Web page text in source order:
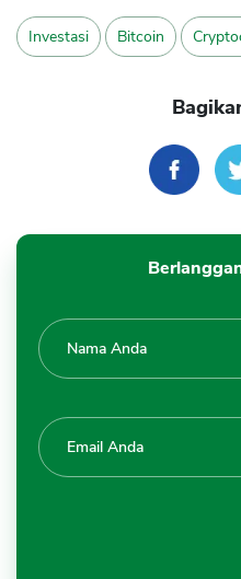
Investasi Bitcoin